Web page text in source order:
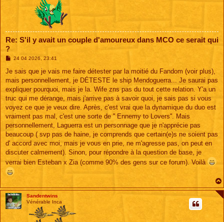
Re: S'il y avait un couple d'amoureux dans MCO ce serait qui
?
M
s
a
g
e
24 04 2026, 23:41
Je sais que je vais me faire détester par la moitié du Fandom (voir plus),
mais personnellement, je DÉTESTE le ship Mendoguerra... Je saurai pas
expliquer pourquoi, mais je la. Wife zns pas du tout cette relation. Y'a un
truc qui me dérange, mais j'arrive pas à savoir quoi, je sais pas si vous
voyez ce que je veux dire. Après, c'est vrai que la dynamique du duo est
vraiment pas mal, c'est une sorte de '' Ennemy to Lovers''. Mais
personnellement, Laguerra est un personnage que je n'apprécie pas
beaucoup ( svp pas de haine, je comprends que certain(e)s ne soient pas
d' accord avec moi, mais je vous en prie, ne m'agresse pas, on peut en
discuter calmement). Sinon, pour répondre à la question de base, je
verrai bien Esteban x Zia (comme 90% des gens sur ce forum). Voilà
Sandentwins
Vénérable Inca